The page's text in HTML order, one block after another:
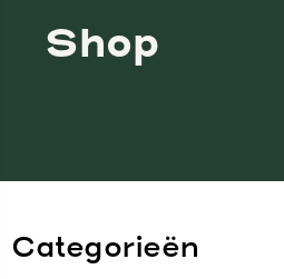
Shop
Categorieën